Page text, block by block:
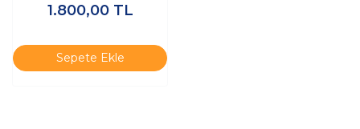
1.800,00 TL
Sepete Ekle